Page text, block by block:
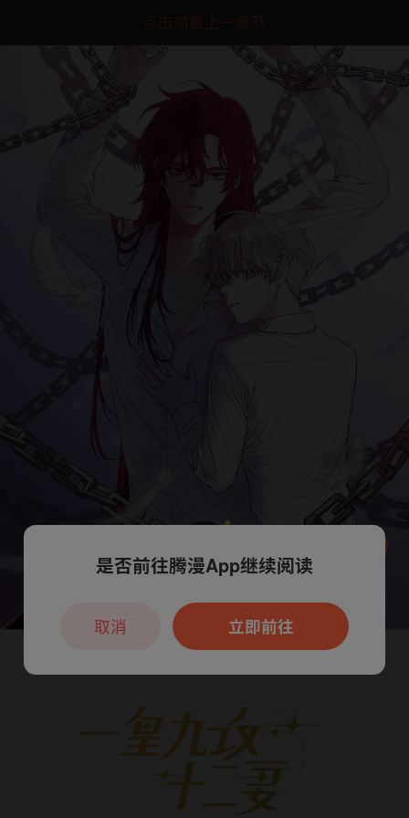
点击加载上一章节
本章节仅支持App阅读，可打开App新用
户7天免费看
是否前往腾漫App继续阅读
立即前往
取消